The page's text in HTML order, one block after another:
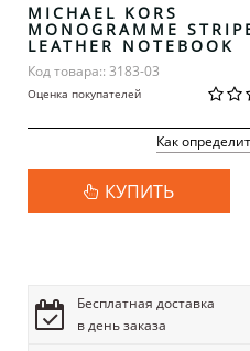
MICHAEL KORS
MONOGRAMME
LEATHER NOTEBOOK
Код товара:: 3183-03
Оценка покупателей
Как
КУПИТЬ
Бесплатная доставка
в день заказа